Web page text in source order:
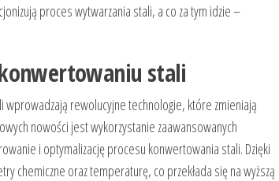
proces wytwarzania stali, a co za tym idzie –
stali
rewolucyjne technologie, które zmieniają
nowości jest wykorzystanie zaawansowanych
i optymalizację procesu konwertowania stali. Dzięki
chemiczne oraz temperaturę, co przekłada się na wyższą